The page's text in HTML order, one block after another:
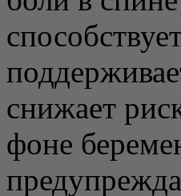
снижает
фоне